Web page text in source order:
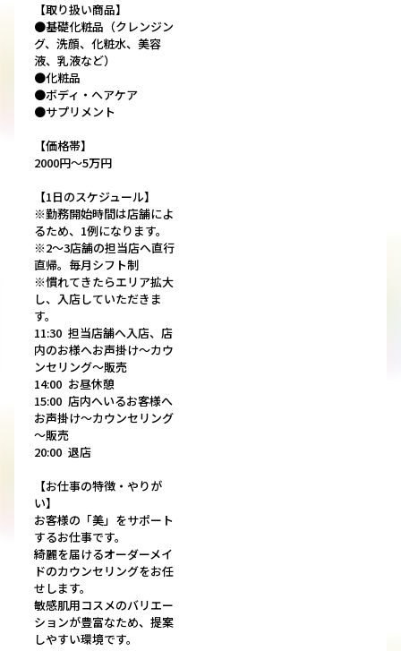
【取り扱い商品】
●基礎化粧品（クレンジン
グ、洗顔、化粧水、美容
液、乳液など）
●化粧品
●ボディ・ヘアケア
●サプリメント
【価格帯】
2000円～5万円
【1日のスケジュール】
※勤務開始時間は店舗によ
るため、1例になります。
※2～3店舗の担当店へ直行
直帰。毎月シフト制
※慣れてきたらエリア拡大
し、入店していただきま
す。
11:30 担当店舗へ入店、店
内のお様へお声掛け～カウ
ンセリング～販売
14:00 お昼休憩
15:00 店内へいるお客様へ
お声掛け～カウンセリング
～販売
20:00 退店
【お仕事の特徴・やりが
い】
お客様の「美」をサポート
するお仕事です。
綺麗を届けるオーダーメイ
ドのカウンセリングをお任
せします。
敏感肌用コスメのバリエー
ションが豊富なため、提案
しやすい環境です。